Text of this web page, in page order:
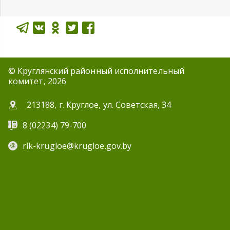
© Круглянский районный исполнительный
комитет, 2026
213188, г. Круглое, ул. Советская, 34
8 (02234) 79-700
rik-krugloe@krugloe.gov.by